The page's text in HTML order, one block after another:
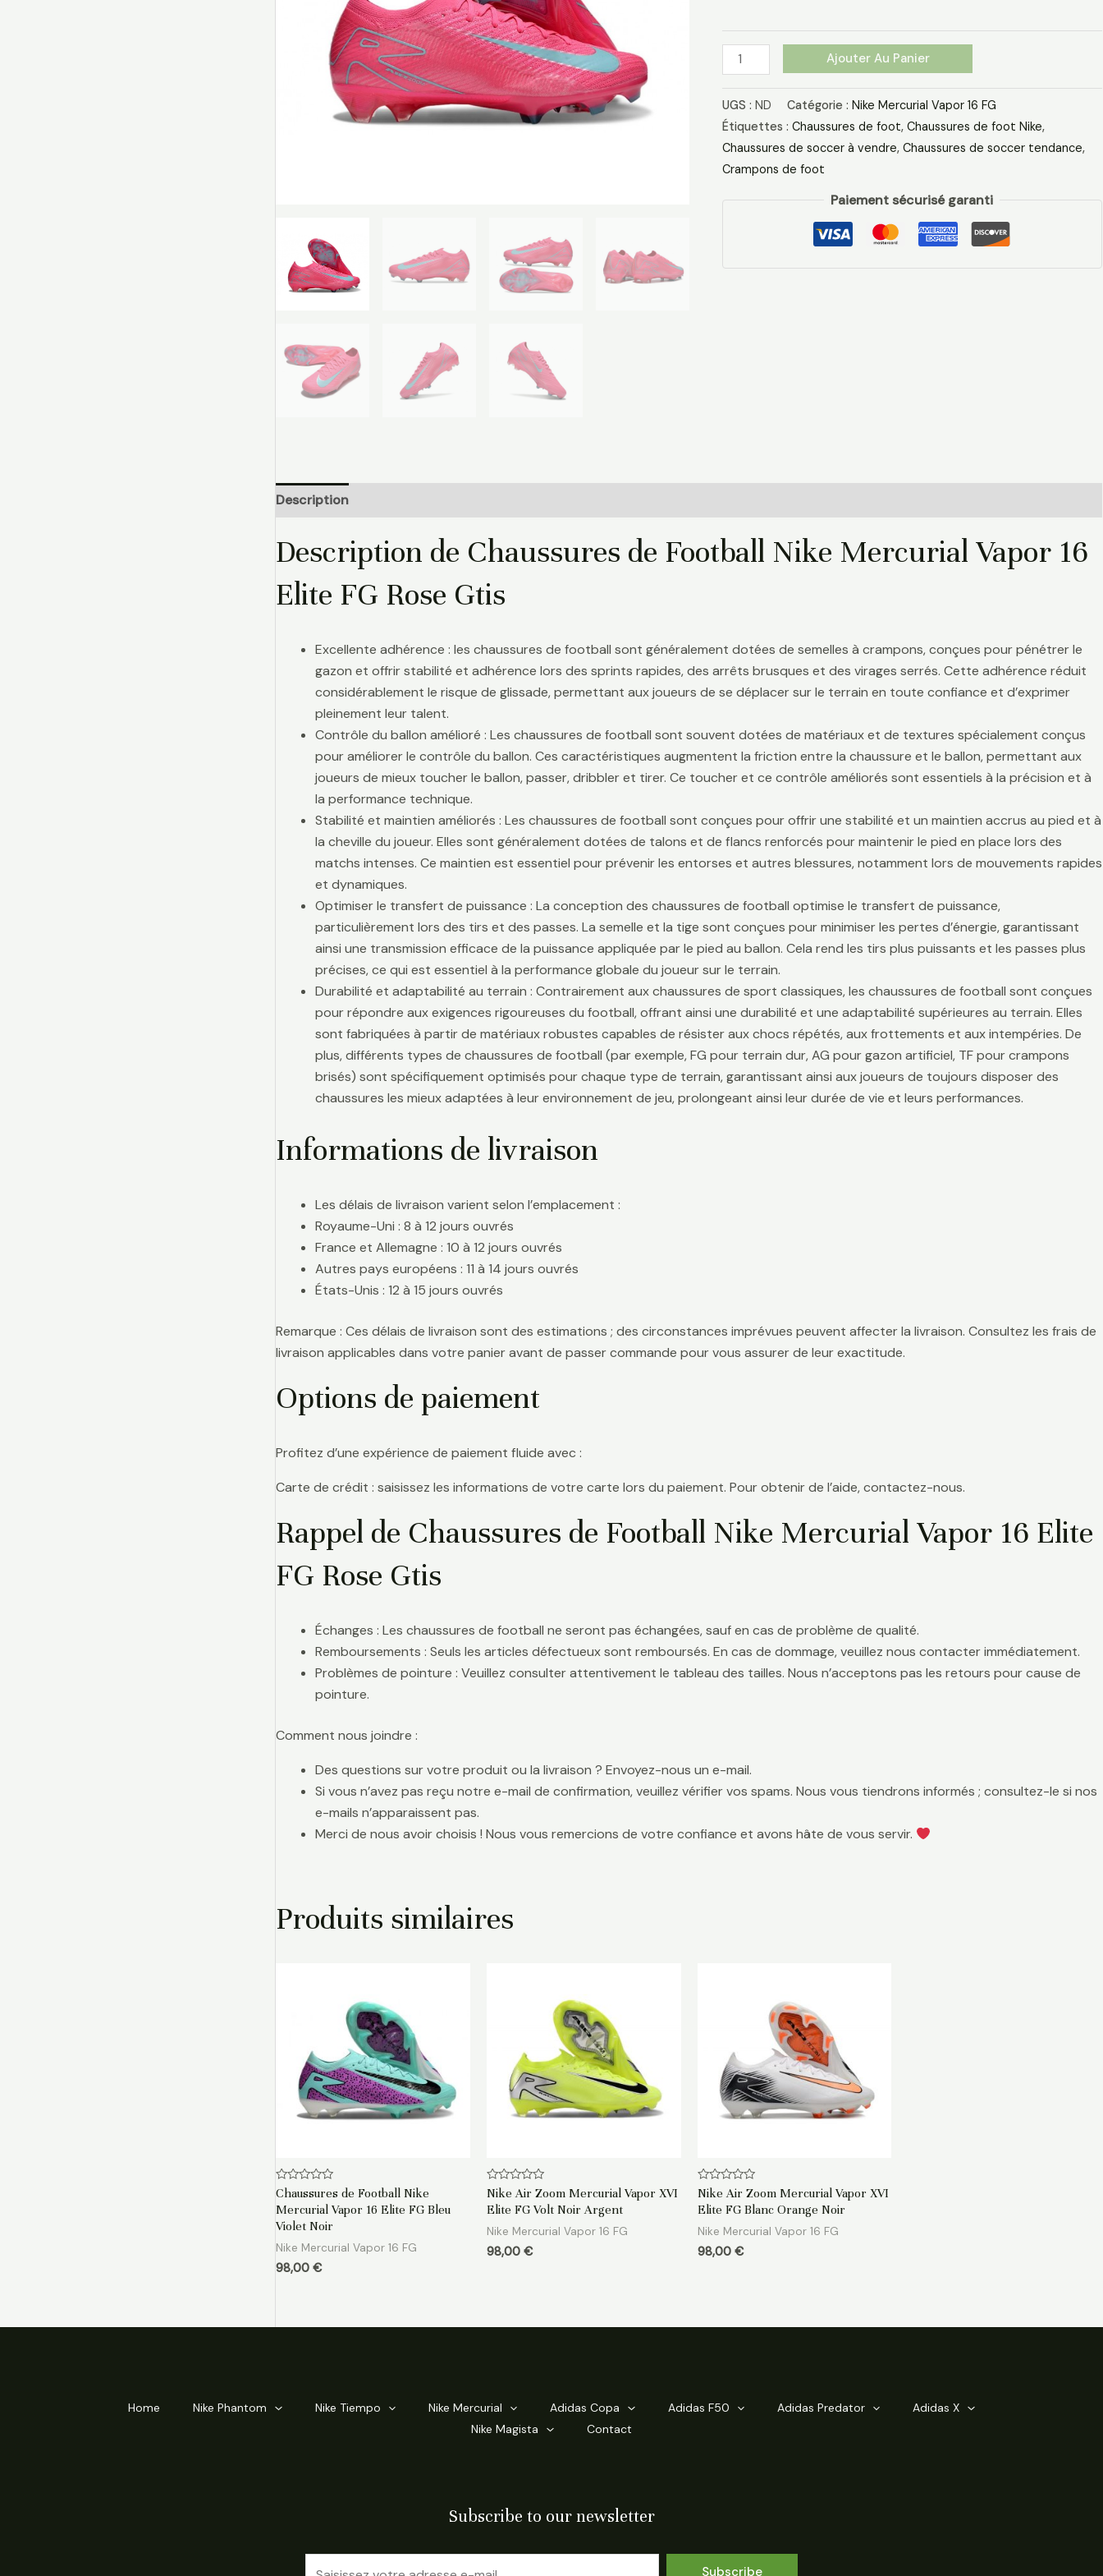
Rose
Gtis
Ajouter Au Panier
UGS : ND Catégorie : Nike Mercurial Vapor 16 FG
Étiquettes : Chaussures de foot, Chaussures de foot Nike,
Chaussures de soccer à vendre, Chaussures de soccer tendance,
Crampons de foot
Paiement sécurisé garanti
Description
Description de Chaussures de Football Nike Mercurial Vapor 16
Elite FG Rose Gtis
Excellente adhérence : les chaussures de football sont généralement dotées de semelles à crampons, conçues pour pénétrer le
gazon et offrir stabilité et adhérence lors des sprints rapides, des arrêts brusques et des virages serrés. Cette adhérence réduit
considérablement le risque de glissade, permettant aux joueurs de se déplacer sur le terrain en toute confiance et d’exprimer
pleinement leur talent.
Contrôle du ballon amélioré : Les chaussures de football sont souvent dotées de matériaux et de textures spécialement conçus
pour améliorer le contrôle du ballon. Ces caractéristiques augmentent la friction entre la chaussure et le ballon, permettant aux
joueurs de mieux toucher le ballon, passer, dribbler et tirer. Ce toucher et ce contrôle améliorés sont essentiels à la précision et à
la performance technique.
Stabilité et maintien améliorés : Les chaussures de football sont conçues pour offrir une stabilité et un maintien accrus au pied et à
la cheville du joueur. Elles sont généralement dotées de talons et de flancs renforcés pour maintenir le pied en place lors des
matchs intenses. Ce maintien est essentiel pour prévenir les entorses et autres blessures, notamment lors de mouvements rapides
et dynamiques.
Optimiser le transfert de puissance : La conception des chaussures de football optimise le transfert de puissance,
particulièrement lors des tirs et des passes. La semelle et la tige sont conçues pour minimiser les pertes d’énergie, garantissant
ainsi une transmission efficace de la puissance appliquée par le pied au ballon. Cela rend les tirs plus puissants et les passes plus
précises, ce qui est essentiel à la performance globale du joueur sur le terrain.
Durabilité et adaptabilité au terrain : Contrairement aux chaussures de sport classiques, les chaussures de football sont conçues
pour répondre aux exigences rigoureuses du football, offrant ainsi une durabilité et une adaptabilité supérieures au terrain. Elles
sont fabriquées à partir de matériaux robustes capables de résister aux chocs répétés, aux frottements et aux intempéries. De
plus, différents types de chaussures de football (par exemple, FG pour terrain dur, AG pour gazon artificiel, TF pour crampons
brisés) sont spécifiquement optimisés pour chaque type de terrain, garantissant ainsi aux joueurs de toujours disposer des
chaussures les mieux adaptées à leur environnement de jeu, prolongeant ainsi leur durée de vie et leurs performances.
Informations de livraison
Les délais de livraison varient selon l’emplacement :
Royaume-Uni : 8 à 12 jours ouvrés
France et Allemagne : 10 à 12 jours ouvrés
Autres pays européens : 11 à 14 jours ouvrés
États-Unis : 12 à 15 jours ouvrés
Remarque : Ces délais de livraison sont des estimations ; des circonstances imprévues peuvent affecter la livraison. Consultez les frais de
livraison applicables dans votre panier avant de passer commande pour vous assurer de leur exactitude.
Options de paiement
Profitez d’une expérience de paiement fluide avec :
Carte de crédit : saisissez les informations de votre carte lors du paiement. Pour obtenir de l’aide, contactez-nous.
Rappel de Chaussures de Football Nike Mercurial Vapor 16 Elite
FG Rose Gtis
Échanges : Les chaussures de football ne seront pas échangées, sauf en cas de problème de qualité.
Remboursements : Seuls les articles défectueux sont remboursés. En cas de dommage, veuillez nous contacter immédiatement.
Problèmes de pointure : Veuillez consulter attentivement le tableau des tailles. Nous n’acceptons pas les retours pour cause de
pointure.
Comment nous joindre :
Des questions sur votre produit ou la livraison ? Envoyez-nous un e-mail.
Si vous n’avez pas reçu notre e-mail de confirmation, veuillez vérifier vos spams. Nous vous tiendrons informés ; consultez-le si nos
e-mails n’apparaissent pas.
Merci de nous avoir choisis ! Nous vous remercions de votre confiance et avons hâte de vous servir.
Produits similaires
Note
0
sur
5
Chaussures de Football Nike
Mercurial Vapor 16 Elite FG Bleu
Violet Noir
Nike Mercurial Vapor 16 FG
98,00 €
Note
0
sur
Nike Air Zoom Mercurial Vapor XVI
Elite FG Volt Noir Argent
Nike Mercurial Vapor 16 FG
98,00 €
Note
0
sur
Nike Air Zoom Mercurial Vapor XVI
Elite FG Blanc Orange Noir
Nike Mercurial Vapor 16 FG
98,00 €
Home Nike Phantom Nike Tiempo Nike Mercurial Adidas Copa Adidas F50 Adidas Predator
Adidas X
Nike Magista
Contact
Subscribe to our newsletter
Subscribe